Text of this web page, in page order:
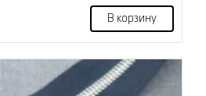
В корзину